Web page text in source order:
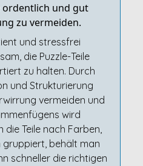
ordentlich und gut
zu vermeiden.
und stressfrei
die Puzzle-Teile
zu halten. Durch
und Strukturierung
vermeiden und
wird
die Teile nach Farben,
gruppiert, behält man
schneller die richtigen